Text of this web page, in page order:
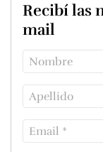
Recibí las
mail